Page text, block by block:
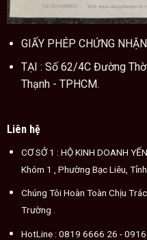
GIẤY PHÉP CHỨNG
TẠI : Số 62/4C Đường
Thạnh - TPHCM.
Liên hệ
CƠ SỞ 1 : HỘ KINH DOANH
Khóm 1 , Phường Bạc Liêu,
Chúng Tôi Hoàn Toàn Chịu
Trường .
HotLine : 0819 6666 26 -